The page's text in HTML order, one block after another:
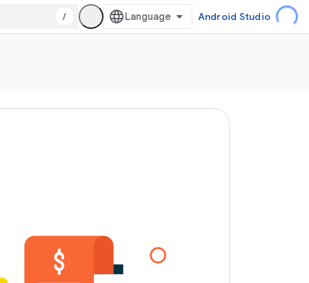
/ Android Studio